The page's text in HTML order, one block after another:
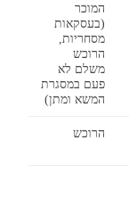
המוכר
(בעסקאות
מסחריות,
הרוכש
משלם לא
פעם במסגרת
המשא ומתן)
הרוכש